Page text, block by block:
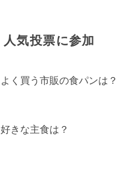
人気投票に参加
よく買う市販の食パンは？
好きな主食は？